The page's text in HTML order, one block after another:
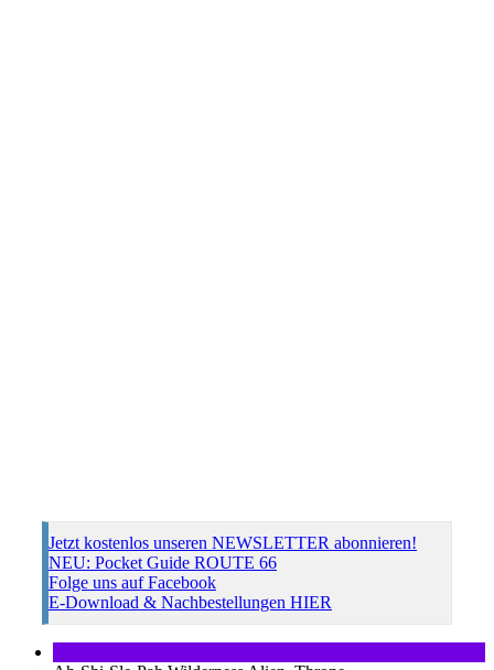
Jetzt kostenlos unseren NEWSLETTER abonnieren!
NEU: Pocket Guide ROUTE 66
Folge uns auf Facebook
E-Download & Nachbestellungen HIER